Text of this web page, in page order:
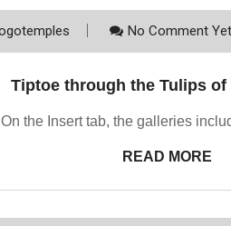
No Comment Yet
Tiptoe through the Tulips of
On the Insert tab, the galleries
READ MORE